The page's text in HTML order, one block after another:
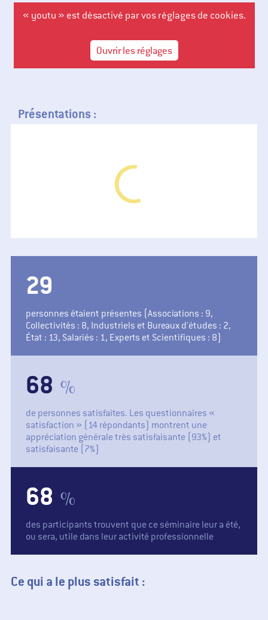
« youtu » est désactivé par vos réglages de cookies.
Ouvrir les réglages
Présentations :
34
personnes étaient présentes (Associations : 9,
Collectivités : 8, Industriels et Bureaux d'études : 2,
État : 13, Salariés : 1, Experts et Scientifiques : 8)
83 %
de personnes satisfaites. Les questionnaires «
satisfaction » (14 répondants) montrent une
appréciation générale très satisfaisante (93%) et
satisfaisante (7%)
83 %
des participants trouvent que ce séminaire leur a été,
ou sera, utile dans leur activité professionnelle
Ce qui a le plus satisfait :